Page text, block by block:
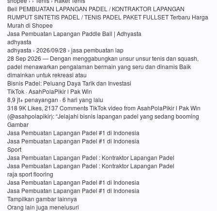
Beli PEMBUATAN LAPANGAN PADEL / KONTRAKTOR LAPANGAN
RUMPUT SINTETIS PADEL / TENIS PADEL PAKET FULLSET Terbaru Harga
Murah di Shopee
Jasa Pembuatan Lapangan Paddle Ball | Adhyasta
adhyasta
adhyasta › 2026/09/28 › jasa pembuatan lap
28 Sep 2026 — Dengan menggabungkan unsur unsur tenis dan squash,
padel menawarkan pengalaman bermain yang seru dan dinamis Baik
dimainkan untuk rekreasi atau
Bisnis Padel: Peluang Daya Tarik dan Investasi
TikTok · AsahPolaPikir l Pak Win
8,9 jt+ penayangan · 6 hari yang lalu
318 9K Likes, 2137 Comments TikTok video from AsahPolaPikir l Pak Win
(@asahpolapikir): “Jelajahi bisnis lapangan padel yang sedang booming
Gambar
Jasa Pembuatan Lapangan Padel #1 di Indonesia
Jasa Pembuatan Lapangan Padel #1 di Indonesia
Sport
Jasa Pembuatan Lapangan Padel : Kontraktor Lapangan Padel
Jasa Pembuatan Lapangan Padel : Kontraktor Lapangan Padel
raja sport flooring
Jasa Pembuatan Lapangan Padel #1 di Indonesia
Jasa Pembuatan Lapangan Padel #1 di Indonesia
Tampilkan gambar lainnya
Orang lain juga menelusuri